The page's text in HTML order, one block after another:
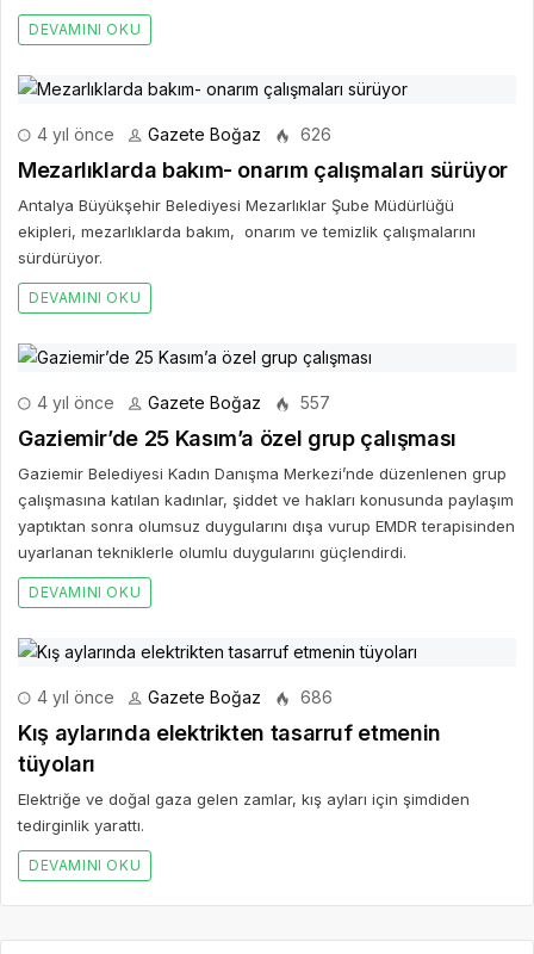
DEVAMINI OKU
4 yıl önce Gazete Boğaz 626
Mezarlıklarda bakım- onarım çalışmaları sürüyor
Antalya Büyükşehir Belediyesi Mezarlıklar Şube Müdürlüğü
ekipleri, mezarlıklarda bakım, onarım ve temizlik çalışmalarını
sürdürüyor.
DEVAMINI OKU
4 yıl önce Gazete Boğaz 557
Gaziemir’de 25 Kasım’a özel grup çalışması
Gaziemir Belediyesi Kadın Danışma Merkezi’nde düzenlenen grup
çalışmasına katılan kadınlar, şiddet ve hakları konusunda paylaşım
yaptıktan sonra olumsuz duygularını dışa vurup EMDR terapisinden
uyarlanan tekniklerle olumlu duygularını güçlendirdi.
DEVAMINI OKU
4 yıl önce Gazete Boğaz 686
Kış aylarında elektrikten tasarruf etmenin
tüyoları
Elektriğe ve doğal gaza gelen zamlar, kış ayları için şimdiden
tedirginlik yarattı.
DEVAMINI OKU